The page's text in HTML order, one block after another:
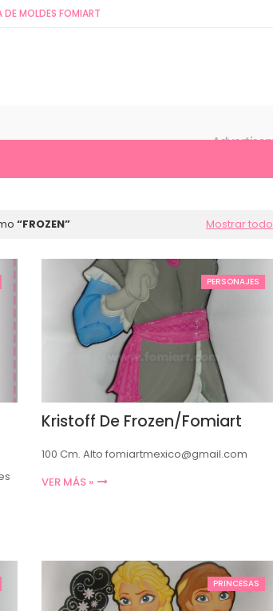
DE MOLDES FOMIART
FROZEN Mostrar todo
PERSONAJES
Kristoff De Frozen/Fomiart
100 Cm. Alto fomiartmexico@gmail.com
VER MÁS »
PRINCESAS